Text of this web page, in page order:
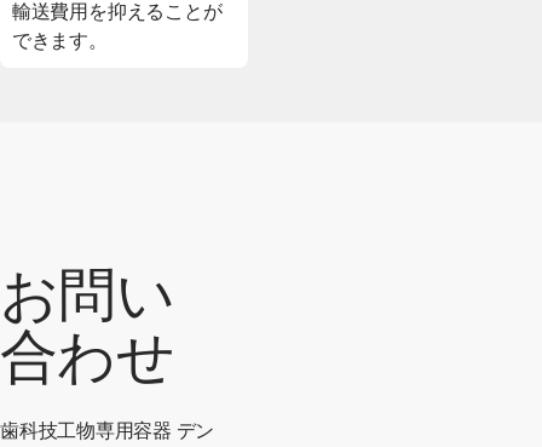
輸送費用を抑えることが
できます。
お問い
合わせ
歯科技工物専用容器 デン